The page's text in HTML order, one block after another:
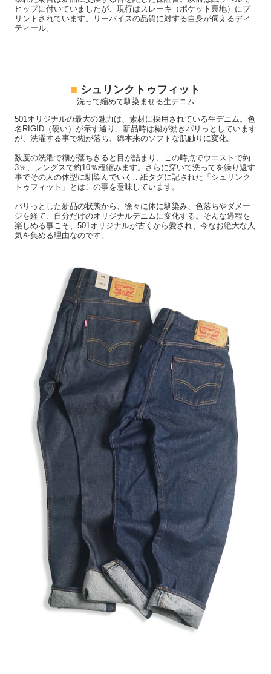
ヒップに付いていましたが、現行はスレーキ（ポケット裏地）にプ
リントされています。リーバイスの品質に対する自身が伺えるディ
ティール。
■ シュリンクトゥフィット
洗って縮めて馴染ませる生デニム
501オリジナルの最大の魅力は、素材に採用されている生デニム。色
名RIGID（硬い）が示す通り、新品時は糊が効きパリっとしています
が、洗濯する事で糊が落ち、綿本来のソフトな肌触りに変化。
数度の洗濯で糊が落ちきると目が詰まり、この時点でウエストで約
3％、レングスで約10％程縮みます。さらに穿いて洗ってを繰り返す
事でその人の体型に馴染んでいく…紙タグに記された「シュリンク
トゥフィット」とはこの事を意味しています。
パリっとした新品の状態から、徐々に体に馴染み、色落ちやダメー
ジを経て、自分だけのオリジナルデニムに変化する。そんな過程を
楽しめる事こそ、501オリジナルが古くから愛され、今なお絶大な人
気を集める理由なのです。